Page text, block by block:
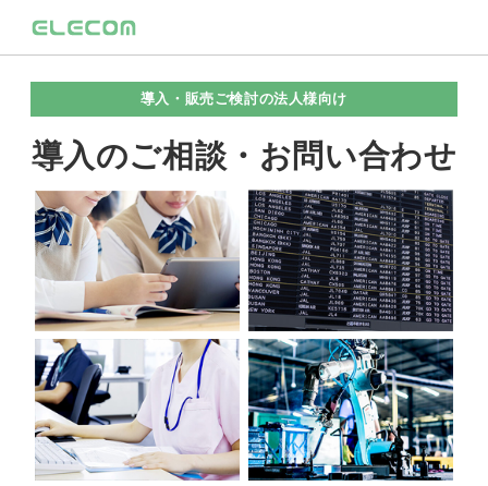
導入・販売ご検討の法人様向け
導入のご相談・お問い合わせ